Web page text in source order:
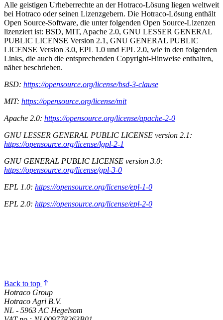
Alle geistigen Urheberrechte an der Hotraco-Lösung liegen weltweit
bei Hotraco oder seinen Lizenzgebern. Die Hotraco-Lösung enthält
Open Source-Software, die unter folgenden Open Source-Lizenzen
lizenziert ist: BSD, MIT, Apache 2.0, GNU LESSER GENERAL
PUBLIC LICENSE Version 2.1, GNU GENERAL PUBLIC
LICENSE Version 3.0, EPL 1.0 und EPL 2.0, wie in den folgenden
Links, die auch die entsprechenden Copyright-Hinweise enthalten,
näher beschrieben.
BSD: https://opensource.org/license/bsd-3-clause
MIT: https://opensource.org/license/mit
Apache 2.0: https://opensource.org/license/apache-2-0
GNU LESSER GENERAL PUBLIC LICENSE version 2.1:
https://opensource.org/license/lgpl-2-1
GNU GENERAL PUBLIC LICENSE version 3.0:
https://opensource.org/license/gpl-3-0
EPL 1.0: https://opensource.org/license/epl-1-0
EPL 2.0: https://opensource.org/license/epl-2-0
Back to top
Hotraco Group
Hotraco Agri B.V.
NL - 5963 AC Hegelsom